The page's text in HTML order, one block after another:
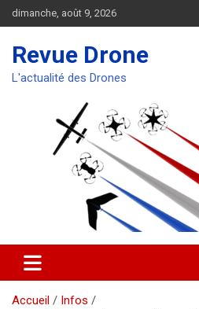
Aller
au
dimanche, août 9, 2026
Revue Drone
L'actualité des Drones
Accueil
Infos